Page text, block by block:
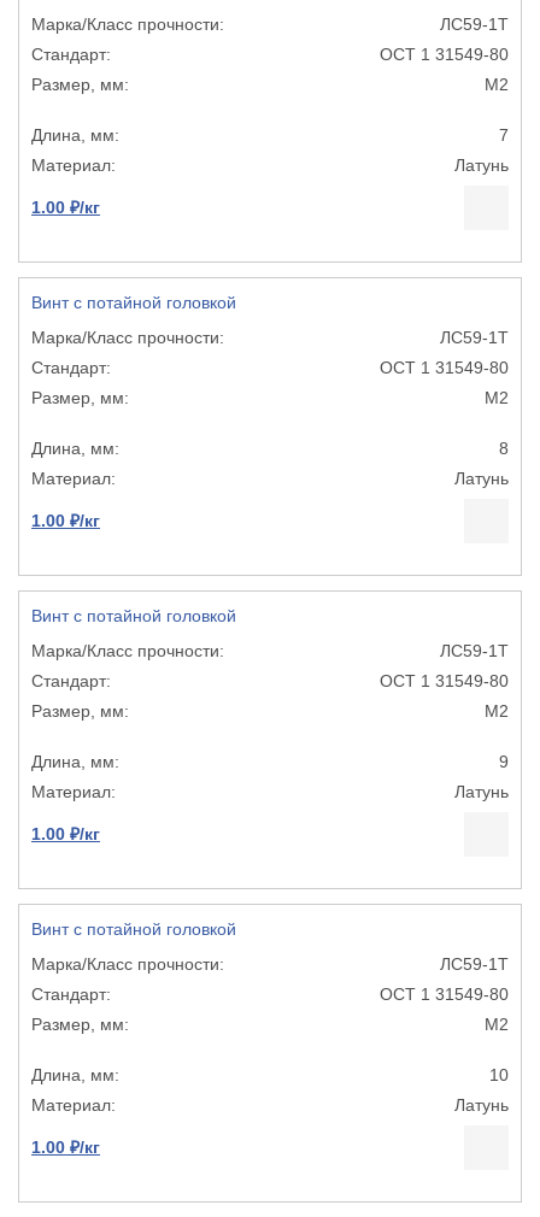
ЛС59-1Т
ОСТ 1 31549-80
М2
7
Латунь
1.00 ₽/кг
Винт с потайной головкой
ЛС59-1Т
ОСТ 1 31549-80
М2
8
Латунь
1.00 ₽/кг
Винт с потайной головкой
ЛС59-1Т
ОСТ 1 31549-80
М2
9
Латунь
1.00 ₽/кг
Винт с потайной головкой
ЛС59-1Т
ОСТ 1 31549-80
М2
10
Латунь
1.00 ₽/кг